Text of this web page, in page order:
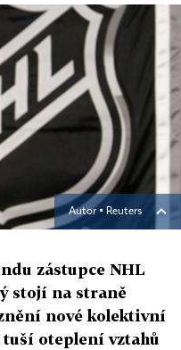
Autor ▪ Reuters
zástupce NHL
stojí na straně
nové kolektivní
tuší oteplení vztahů